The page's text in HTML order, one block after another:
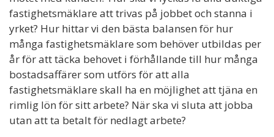
fastighetsmäklare att trivas på jobbet och stanna i
yrket? Hur hittar vi den bästa balansen för hur
många fastighetsmäklare som behöver utbildas per
år för att täcka behovet i förhållande till hur många
bostadsaffärer som utförs för att alla
fastighetsmäklare skall ha en möjlighet att tjäna en
rimlig lön för sitt arbete? När ska vi sluta att jobba
utan att ta betalt för nedlagt arbete?